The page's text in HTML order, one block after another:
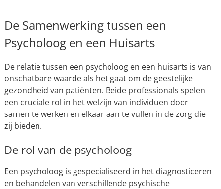
De Samenwerking tussen een
Psycholoog en een Huisarts
De relatie tussen een psycholoog en een huisarts is van
onschatbare waarde als het gaat om de geestelijke
gezondheid van patiënten. Beide professionals spelen
een cruciale rol in het welzijn van individuen door
samen te werken en elkaar aan te vullen in de zorg die
zij bieden.
De rol van de psycholoog
Een psycholoog is gespecialiseerd in het diagnosticeren
en behandelen van verschillende psychische